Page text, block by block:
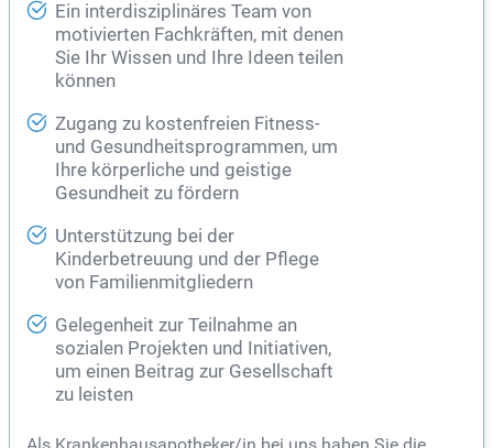
Ein interdisziplinäres Team von
motivierten Fachkräften, mit denen
Sie Ihr Wissen und Ihre Ideen teilen
können
Zugang zu kostenfreien Fitness-
und Gesundheitsprogrammen, um
Ihre körperliche und geistige
Gesundheit zu fördern
Unterstützung bei der
Kinderbetreuung und der Pflege
von Familienmitgliedern
Gelegenheit zur Teilnahme an
sozialen Projekten und Initiativen,
um einen Beitrag zur Gesellschaft
zu leisten